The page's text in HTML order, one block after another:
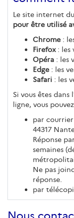
Le site internet
pour être utilisé
Chrome :
Firefox: les
Opéra : les
Edge : les
Safari : les
Si vous êtes
ligne, vous
par
44317
Réponse
semaines
Ne pas
réponse.
par